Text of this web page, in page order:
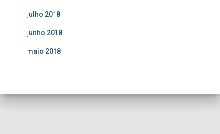
julho 2018
junho 2018
maio 2018